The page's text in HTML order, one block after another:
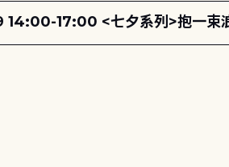
14:00-17:00 <七夕系列>抱一束